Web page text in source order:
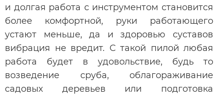
и долгая работа с инструментом становится
более комфортной, руки работающего
устают меньше, да и здоровью суставов
вибрация не вредит. С такой пилой любая
работа будет в удовольствие, будь то
возведение сруба, облагораживание
садовых деревьев или подготовка